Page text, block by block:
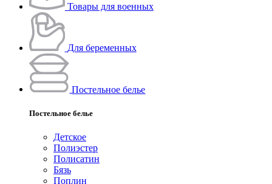
Товары для военных
Для беременных
Постельное белье
Постельное белье
Детское
Полиэстeр
Полисатин
Бязь
Поплин